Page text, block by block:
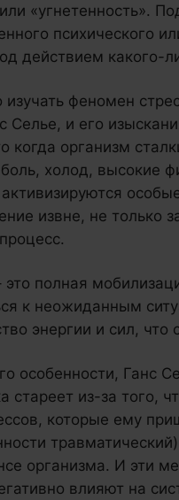
«угнетенность».
психического
действием какого-
феномен
Селье, и его
когда организм
холод, высокие
активизируются
извне, не только
полная
к неожиданным
энергии и сил,
особенности, Ганс
стареет из-за того,
которые ему
организма. И эти
влияют на